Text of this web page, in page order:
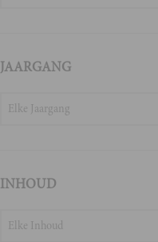
JAARGANG
Elke Jaargang
INHOUD
Elke Inhoud